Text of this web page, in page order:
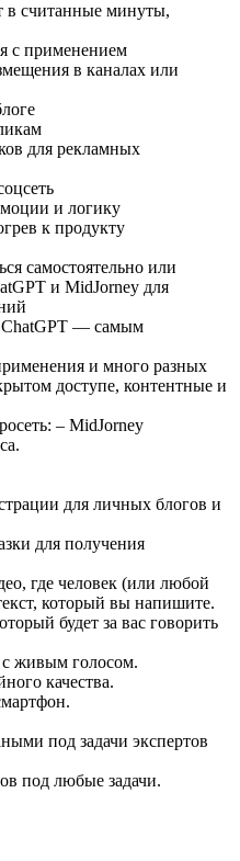
в считанные минуты,
с применением
в каналах или
для рекламных
и логику
к продукту
самостоятельно или
и MidJorney для
ChatGPT — самым
и много разных
доступе, контентные и
– MidJorney
для личных блогов и
для получения
где человек (или любой
который вы напишите.
будет за вас говорить
с живым голосом.
качества.
под задачи экспертов
под любые задачи.